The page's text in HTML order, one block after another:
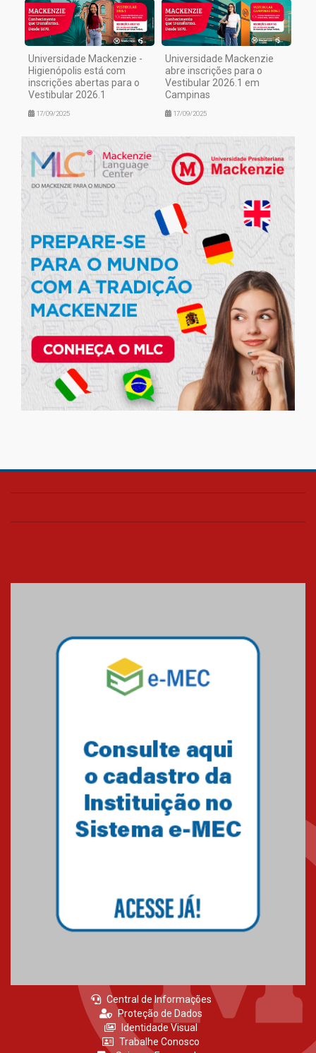
Universidade Mackenzie -
Higienópolis está com
inscrições abertas para o
Vestibular 2026.1
17/09/2025
Universidade Mackenzie
abre inscrições para o
Vestibular 2026.1 em
Campinas
17/09/2025
Central de Informações
Proteção de Dados
Identidade Visual
Trabalhe Conosco